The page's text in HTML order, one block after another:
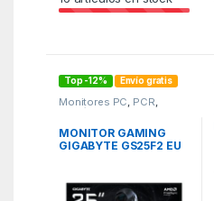
Top -12% Envío gratis
Monitores PC, PCR,
Periféricos
MONITOR GAMING
GIGABYTE GS25F2 EU